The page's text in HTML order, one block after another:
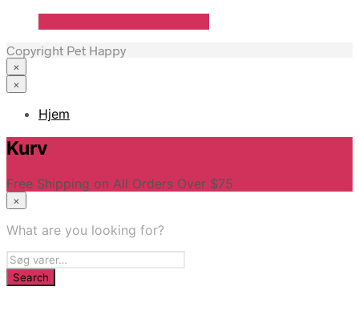
Copyright Pet Happy
×
×
Hjem
Kurv
Free Shipping on All Orders Over $75
×
What are you looking for?